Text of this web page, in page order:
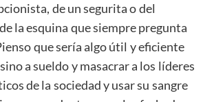
de un segurita o del
la esquina que siempre pregunta
que sería algo útil y eficiente
a sueldo y masacrar a los líderes
de la sociedad y usar su sangre